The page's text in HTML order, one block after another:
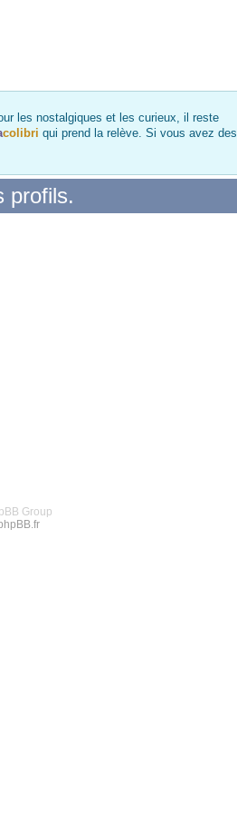
les nostalgiques et les curieux, il reste
colibri qui prend la relève. Si vous avez des
profils.
Group